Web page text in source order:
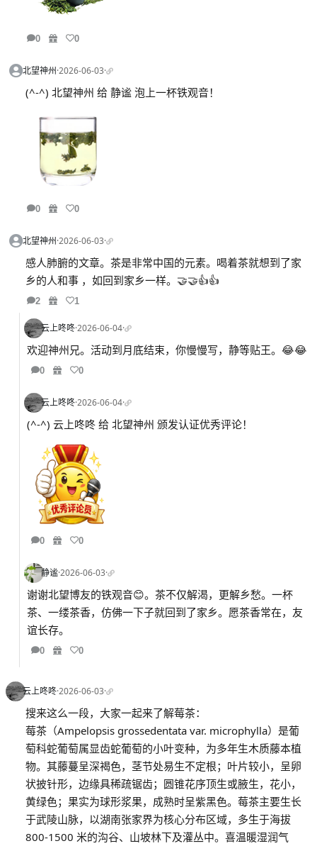
0 0
北望神州·2026-06-03·
(^-^) 北望神州 给 静谧 泡上一杯铁观音！
0 0
北望神州·2026-06-03·
感人肺腑的文章。茶是非常中国的元素。喝着茶就想到了家
乡的人和事 ，如回到家乡一样。🤝🤝👍👍
2 1
云上咚咚·2026-06-04·
欢迎神州兄。活动到月底结束，你慢慢写，静等贴王。😂😂
0 0
云上咚咚·2026-06-04·
(^-^) 云上咚咚 给 北望神州 颁发认证优秀评论！
0 0
静谧·2026-06-03·
谢谢北望博友的铁观音😊。茶不仅解渴，更解乡愁。一杯
茶、一缕茶香，仿佛一下子就回到了家乡。愿茶香常在，友
谊长存。
0 0
云上咚咚·2026-06-03·
搜来这么一段，大家一起来了解莓茶：
莓茶（Ampelopsis grossedentata var. microphylla）是葡
萄科蛇葡萄属显齿蛇葡萄的小叶变种，为多年生木质藤本植
物。其藤蔓呈深褐色，茎节处易生不定根；叶片较小，呈卵
状披针形，边缘具稀疏锯齿；圆锥花序顶生或腋生，花小，
黄绿色；果实为球形浆果，成熟时呈紫黑色。莓茶主要生长
于武陵山脉，以湖南张家界为核心分布区域，多生于海拔
800-1500 米的沟谷、山坡林下及灌丛中。喜温暖湿润气